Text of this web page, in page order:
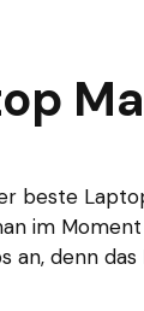
beste
im
denn das